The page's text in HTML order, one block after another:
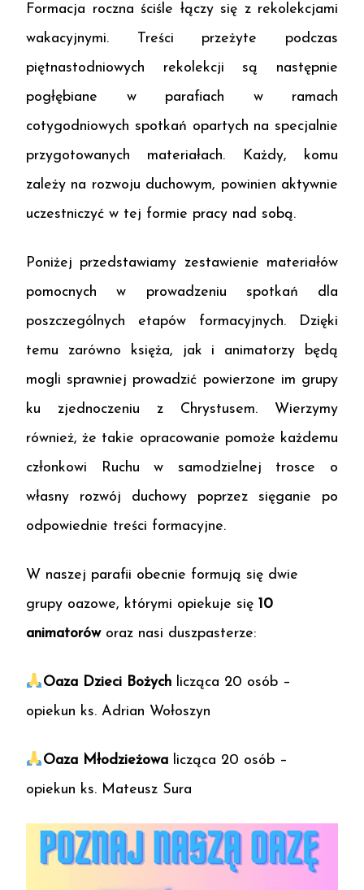
Formacja roczna ściśle łączy się z rekolekcjami
wakacyjnymi. Treści przeżyte podczas
piętnastodniowych rekolekcji są następnie
pogłębiane w parafiach w ramach
cotygodniowych spotkań opartych na specjalnie
przygotowanych materiałach. Każdy, komu
zależy na rozwoju duchowym, powinien aktywnie
uczestniczyć w tej formie pracy nad sobą.
Poniżej przedstawiamy zestawienie materiałów
pomocnych w prowadzeniu spotkań dla
poszczególnych etapów formacyjnych. Dzięki
temu zarówno księża, jak i animatorzy będą
mogli sprawniej prowadzić powierzone im grupy
ku zjednoczeniu z Chrystusem. Wierzymy
również, że takie opracowanie pomoże każdemu
członkowi Ruchu w samodzielnej trosce o
własny rozwój duchowy poprzez sięganie po
odpowiednie treści formacyjne.
W naszej parafii obecnie formują się dwie
grupy oazowe, którymi opiekuje się 10
animatoróworaz nasi duszpasterze:
Oaza Dzieci Bożychlicząca 20 osób –
opiekun ks. Adrian Wołoszyn
Oaza Młodzieżowalicząca 20 osób –
opiekun ks. Mateusz Sura